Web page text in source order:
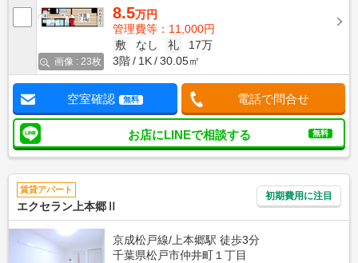
画像 : 23枚
8.5万円
管理費等：11,000円
敷
なし 礼
17万
3階
1K 30.05㎡
空室確認 無料 電話で問合せ
お店にLINEで相談する 無料
賃貸アパート
エクセラン上本郷Ⅱ
初期費用に注目
京成松戸線/上本郷駅 徒歩3分
千葉県松戸市仲井町１丁目